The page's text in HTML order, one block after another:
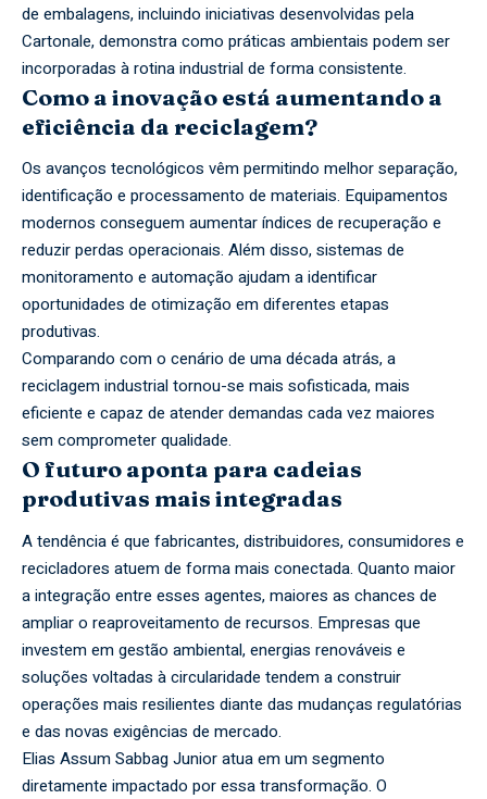
de embalagens, incluindo iniciativas desenvolvidas pela
Cartonale, demonstra como práticas ambientais podem ser
incorporadas à rotina industrial de forma consistente.
Como a inovação está aumentando a
eficiência da reciclagem?
Os avanços tecnológicos vêm permitindo melhor separação,
identificação e processamento de materiais. Equipamentos
modernos conseguem aumentar índices de recuperação e
reduzir perdas operacionais. Além disso, sistemas de
monitoramento e automação ajudam a identificar
oportunidades de otimização em diferentes etapas
produtivas.
Comparando com o cenário de uma década atrás, a
reciclagem industrial tornou-se mais sofisticada, mais
eficiente e capaz de atender demandas cada vez maiores
sem comprometer qualidade.
O futuro aponta para cadeias
produtivas mais integradas
A tendência é que fabricantes, distribuidores, consumidores e
recicladores atuem de forma mais conectada. Quanto maior
a integração entre esses agentes, maiores as chances de
ampliar o reaproveitamento de recursos. Empresas que
investem em gestão ambiental, energias renováveis e
soluções voltadas à circularidade tendem a construir
operações mais resilientes diante das mudanças regulatórias
e das novas exigências de mercado.
Elias Assum Sabbag Junior atua em um segmento
diretamente impactado por essa transformação. O